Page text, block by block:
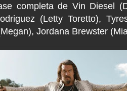
completa de Vin Diesel
(Letty Toretto),
Jordana Brewster